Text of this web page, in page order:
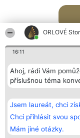
ORLOVÉ
16:11
Ahoj, rádi Vám
příslušnou téma
Jsem laureát, chci
Chci přihlásit svou
Mám jiné otázky.
Bright Side Solutions sp. z o.
o. sp. k.
ul. Ruska 22
Wrocław 50-079
KRS 0000749100 | Regon
381313360 | NIP 8943132676